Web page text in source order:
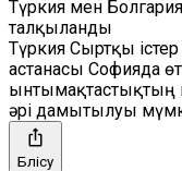
Түркия мен
талқыланды
Түркия Сыртқы
астанасы Софияда
ынтымақтастықтың
әрі дамытылуы
Бөлісу